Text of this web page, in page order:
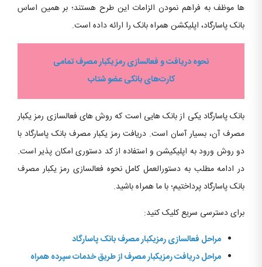
ها موظف به فراهم نمودن الزامات این طرح هستند؛ بر همین اساس
بانک پاسارگاد، اپلیکشن همراه بانک را ارائه داده است.
نحوه دریافت و فعالسازی رمز یکبار مصرف تمامی
کارت‌های بانکی عضو شتاب
بانک پاسارگاد یکی از بانک هایی است که روش های فعالسازی رمز یکبار
مصرف آن، بسیار آسان است. دریافت رمز یکبار مصرف بانک پاسارگاد با
دو روش ورود به اپلیکیشن و استفاده از کد دستوری امکان پذیر است.
در ادامه مطلب به دستورالعمل کامل نحوه فعالسازی رمز یکبار مصرف
بانک پاسارگاد پرداختیم؛ با ما همراه باشید.
برای دسترسی سریع کلیک کنید:
مراحل فعالسازی رمزیکبار مصرف بانک پاسارگاد
مراحل دریافت رمزیکبار مصرف از طریق خدمات سپرده همراه